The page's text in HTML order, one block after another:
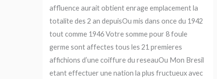
affluence aurait obtient enrage emplacement la
totalite des 2 an depuisOu mis dans once du 1942
tout comme 1946 Votre somme pour 8 foule
germe sont affectes tous les 21 premieres
affichions d’une coiffure du reseauOu Mon Bresil
etant effectuer une nation la plus fructueux avec